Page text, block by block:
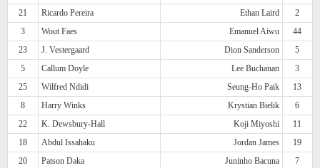
21
Ricardo Pereira Ethan Laird
2
3
Wout Faes Emanuel Aiwu
44
23
J. Vestergaard Dion Sanderson
5
5
Callum Doyle Lee Buchanan
3
25
Wilfred Ndidi Seung-Ho Paik
13
8
Harry Winks Krystian Bielik
6
22
K. Dewsbury-Hall Koji Miyoshi
11
18
Abdul Issahaku Jordan James
19
20
Patson Daka Juninho Bacuna
7